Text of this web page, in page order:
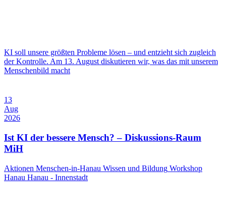
KI soll unsere größten Probleme lösen – und entzieht sich zugleich
der Kontrolle. Am 13. August diskutieren wir, was das mit unserem
Menschenbild macht
13
Aug
2026
Ist KI der bessere Mensch? – Diskussions-Raum
MiH
Aktionen Menschen-in-Hanau Wissen und Bildung Workshop
Hanau Hanau - Innenstadt